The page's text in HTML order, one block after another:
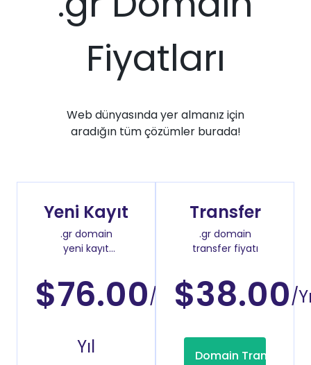
Fiyatları
Web dünyasında yer almanız için
aradığın tüm çözümler burada!
Yeni Kayıt
.gr domain
yeni kayıt
$76.00/2
Yıl
Transfer
.gr domain
transfer fiyatı
$38.00/
Domain Transfer